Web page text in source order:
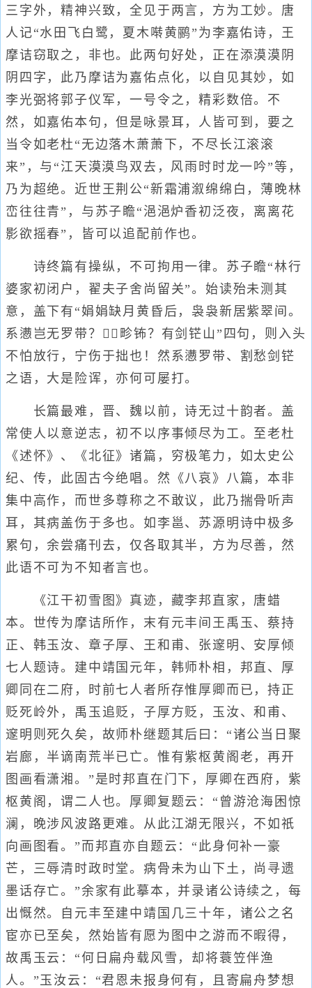
三字外，精神兴致，全见于两言，方为工妙。唐
人记“水田飞白鹭，夏木啭黄鹂”为李嘉佑诗，王
摩诘窃取之，非也。此两句好处，正在添漠漠阴
阴四字，此乃摩诘为嘉佑点化，以自见其妙，如
李光弼将郭子仪军，一号令之，精彩数倍。不
然，如嘉佑本句，但是咏景耳，人皆可到，要之
当令如老杜“无边落木萧萧下，不尽长江滚滚
来”，与“江天漠漠鸟双去，风雨时时龙一吟”等，
乃为超绝。近世王荆公“新霜浦溆绵绵白，薄晚林
峦往往青”，与苏子瞻“浥浥炉香初泛夜，离离花
影欲摇春”，皆可以追配前作也。
诗终篇有操纵，不可拘用一律。苏子瞻“林行
婆家初闭户，翟夫子舍尚留关”。始读殆未测其
意，盖下有“娟娟缺月黄昏后，袅袅新居紫翠间。
系懑岂无罗带？畛钸？有剑铓山”四句，则入头
不怕放行，宁伤于拙也！然系懑罗带、割愁剑铓
之语，大是险诨，亦何可屡打。
长篇最难，晋、魏以前，诗无过十韵者。盖
常使人以意逆志，初不以序事倾尽为工。至老杜
《述怀》、《北征》诸篇，穷极笔力，如太史公
纪、传，此固古今绝唱。然《八哀》八篇，本非
集中高作，而世多尊称之不敢议，此乃揣骨听声
耳，其病盖伤于多也。如李邕、苏源明诗中极多
累句，余尝痛刊去，仅各取其半，方为尽善，然
此语不可为不知者言也。
《江干初雪图》真迹，藏李邦直家，唐蜡
本。世传为摩诘所作，末有元丰间王禹玉、蔡持
正、韩玉汝、章子厚、王和甫、张邃明、安厚倾
七人题诗。建中靖国元年，韩师朴相，邦直、厚
卿同在二府，时前七人者所存惟厚卿而已，持正
贬死岭外，禹玉追贬，子厚方贬，玉汝、和甫、
邃明则死久矣，故师朴继题其后曰：“诸公当日聚
岩廊，半谪南荒半已亡。惟有紫枢黄阁老，再开
图画看潇湘。”是时邦直在门下，厚卿在西府，紫
枢黄阁，谓二人也。厚卿复题云：“曾游沧海困惊
澜，晚涉风波路更难。从此江湖无限兴，不如祇
向画图看。”而邦直亦自题云：“此身何补一豪
芒，三辱清时政时堂。病骨未为山下土，尚寻遗
墨话存亡。”余家有此摹本，并录诸公诗续之，每
出慨然。自元丰至建中靖国几三十年，诸公之名
宦亦已至矣，然始皆有愿为图中之游而不暇得，
故禹玉云：“何日扁舟载风雪，却将蓑笠伴渔
人。”玉汝云：“君恩未报身何有，且寄扁舟梦想